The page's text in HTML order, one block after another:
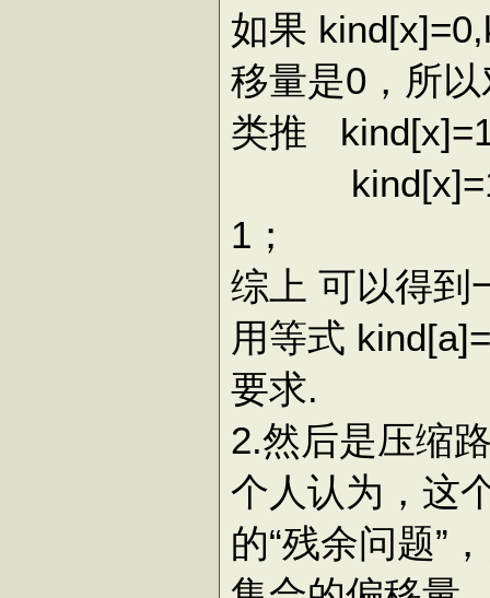
如果
移量是0，所
类推
1；
综上 可以得到
用等式 kind[a
要求.
2.然后是压缩
个人认为，这
的“残余问题”